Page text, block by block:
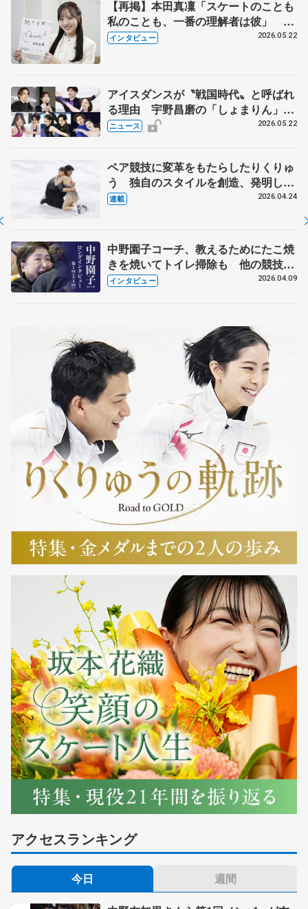
【再掲】本田真凜「スケートのことも
私のことも、一番の理解者は彼」 引
退時の単独インタビューで語った競技
インタビュー 2026.05.22
アイスダンスが〝戦国時代〟と呼ばれ
る理由 宇野昌磨の「しょまりん」ら
実力者が相次いで参戦 国内の競争激
ニュース 2026.05.22
ペア競技に変革をもたらしたりくりゅ
う 独自のスタイルを創造、発明した
【引退発表後②】
連載 2026.04.24
中野園子コーチ、教えるためにたこ焼
きを焼いてトイレ掃除も 他の競技に
も通用するという坂本花織の筋肉
インタビュー 2026.04.09
アクセスランキング
今日 週間